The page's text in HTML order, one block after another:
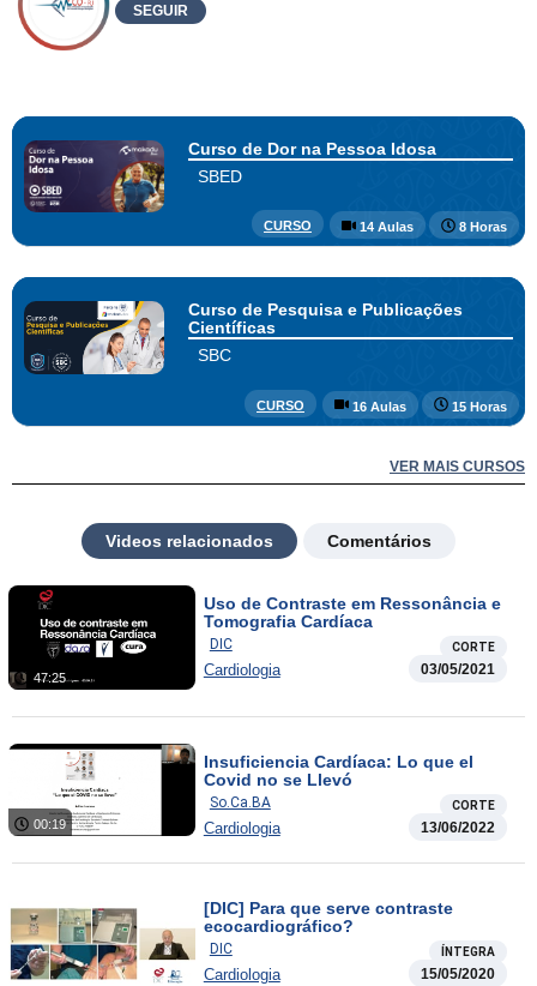
SEGUIR
Curso de Dor na Pessoa Idosa
SBED
CURSO 14 Aulas 8 Horas
Curso de Pesquisa e Publicações
Científicas
SBC
CURSO 16 Aulas 15 Horas
VER MAIS CURSOS
Videos relacionados Comentários
47:25
Uso de Contraste em Ressonância e
Tomografia Cardíaca
DIC CORTE
Cardiologia 03/05/2021
00:19
Insuficiencia Cardíaca: Lo que el
Covid no se Llevó
So.Ca.BA CORTE
Cardiologia 13/06/2022
[DIC] Para que serve contraste
ecocardiográfico?
DIC ÍNTEGRA
Cardiologia 15/05/2020